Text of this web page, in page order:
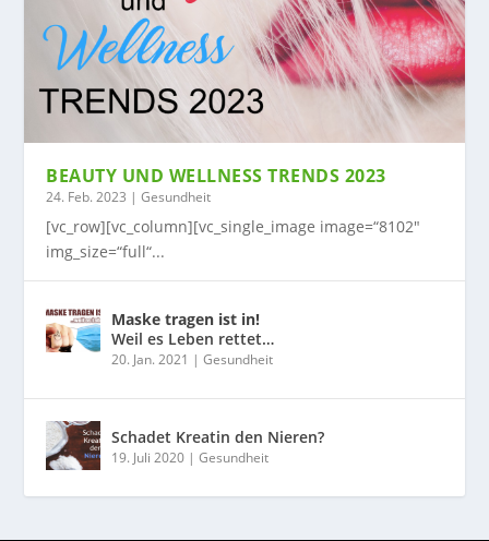
BEAUTY UND WELLNESS TRENDS 2023
24. Feb. 2023 |Gesundheit
[vc_row][vc_column][vc_single_image image=“8102″
img_size=“full“...
Maske tragen ist in!
Weil es Leben rettet…
20. Jan. 2021 |Gesundheit
Schadet Kreatin den Nieren?
19. Juli 2020 |Gesundheit